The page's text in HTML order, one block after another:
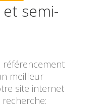
semi-
référencement
meilleur
site internet